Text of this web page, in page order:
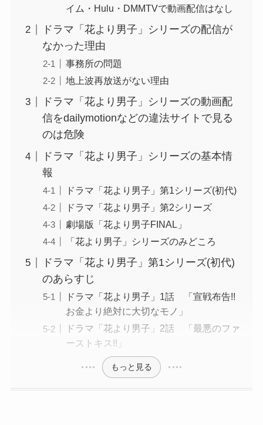
イム・Hulu・DMMTVで動画配信はなし
ドラマ「花より男子」シリーズの配信が
なかった理由
事務所の問題
地上波再放送がない理由
ドラマ「花より男子」シリーズの動画配
信をdailymotionなどの違法サイトで見る
のは危険
ドラマ「花より男子」シリーズの基本情
報
ドラマ「花より男子」第1シリーズ(初代)
ドラマ「花より男子」第2シリーズ
劇場版「花より男子FINAL」
「花より男子」シリーズのみどころ
ドラマ「花より男子」第1シリーズ(初代)
のあらすじ
ドラマ「花より男子」1話 「宣戦布告!!
お金より絶対に大切なモノ」
ドラマ「花より男子」2話 「最悪のファ
ーストキス!!」
もっと見る